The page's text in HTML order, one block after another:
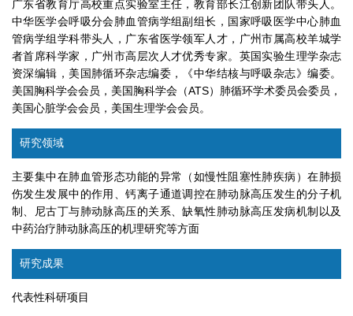
广东省教育厅高校重点实验室主任，教育部长江创新团队带头人。
中华医学会呼吸分会肺血管病学组副组长，国家呼吸医学中心肺血
管病学组学科带头人，广东省医学领军人才，广州市属高校羊城学
者首席科学家，广州市高层次人才优秀专家。英国实验生理学杂志
资深编辑，美国肺循环杂志编委，《中华结核与呼吸杂志》编委。
美国胸科学会会员，美国胸科学会（ATS）肺循环学术委员会委员，
美国心脏学会会员，美国生理学会会员。
研究领域
主要集中在肺血管形态功能的异常（如慢性阻塞性肺疾病）在肺损
伤发生发展中的作用、钙离子通道调控在肺动脉高压发生的分子机
制、尼古丁与肺动脉高压的关系、缺氧性肺动脉高压发病机制以及
中药治疗肺动脉高压的机理研究等方面
研究成果
代表性科研项目